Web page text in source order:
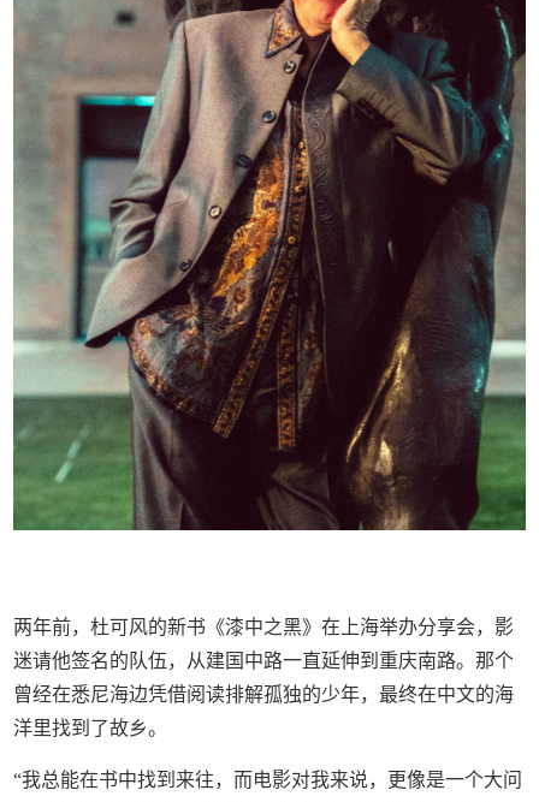
两年前，杜可风的新书《漆中之黑》在上海举办分享会，影
迷请他签名的队伍，从建国中路一直延伸到重庆南路。那个
曾经在悉尼海边凭借阅读排解孤独的少年，最终在中文的海
洋里找到了故乡。
“我总能在书中找到来往，而电影对我来说，更像是一个大问